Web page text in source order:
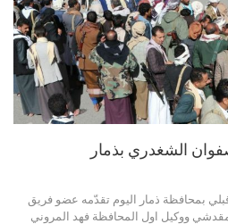
الشغدري بذمار
قبلي بمحافظة ذمار اليوم تقدّمه عضو فريق
ووكيل اول المحافظة فهد المروني